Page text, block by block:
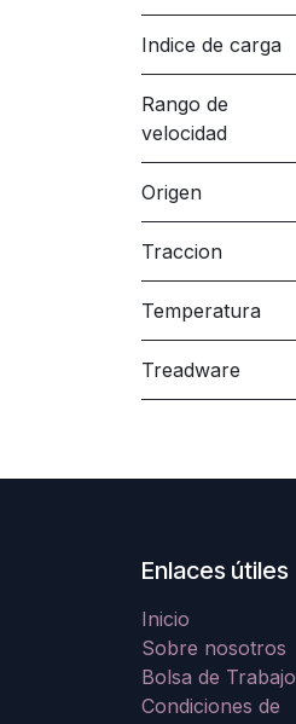
Indice de carga
Rango de
velocidad
Origen
Traccion
Temperatura
Treadware
Enlaces útiles
Inicio
Sobre nosotros
Bolsa de Trabajo
Condiciones de